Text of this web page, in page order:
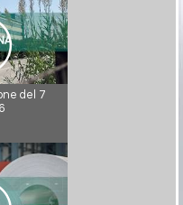
del 7